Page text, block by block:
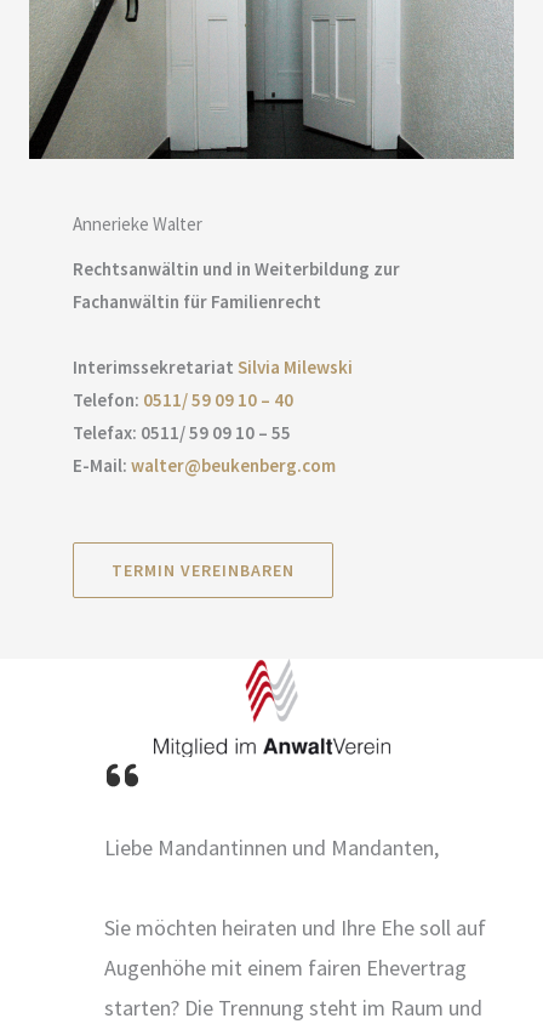
Annerieke Walter
Rechtsanwältin und in Weiterbildung zur
Fachanwältin für Familienrecht
Interimssekretariat Silvia Milewski
Telefon: 0511/ 59 09 10 – 40
Telefax: 0511/ 59 09 10 – 55
E-Mail: walter@beukenberg.com
TERMIN VEREINBAREN
Liebe Mandantinnen und Mandanten,
Sie möchten heiraten und Ihre Ehe soll auf
Augenhöhe mit einem fairen Ehevertrag
starten? Die Trennung steht im Raum und